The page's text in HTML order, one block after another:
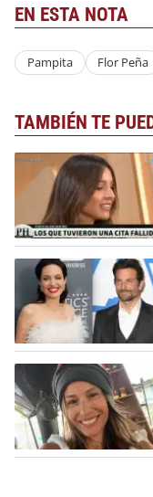
EN ESTA NOTA
Pampita Flor Peña
TAMBIÉN TE